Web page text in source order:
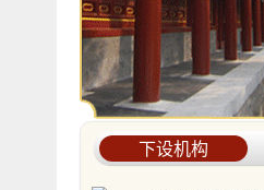
下设机构